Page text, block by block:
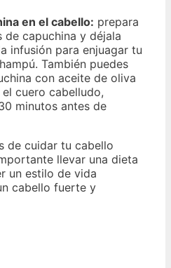
en el cabello: prepara
de capuchina y déjala
infusión para enjuagar tu
También puedes
con aceite de oliva
cuero cabelludo,
minutos antes de
de cuidar tu cabello
llevar una dieta
un estilo de vida
cabello fuerte y